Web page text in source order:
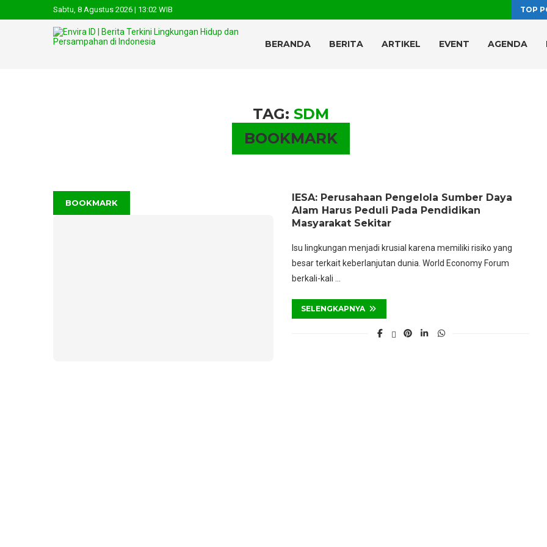
Sabtu, 8 Agustus 2026 | 13:02 WIB TOP
BERANDA BERITA ARTIKEL EVENT AGENDA
TAG:SDM
BOOKMARK
BOOKMARK
IESA: Perusahaan Pengelola Sumber Daya
Alam Harus Peduli Pada Pendidikan
Masyarakat Sekitar
Isu lingkungan menjadi krusial karena memiliki risiko yang
besar terkait keberlanjutan dunia. World Economy Forum
berkali-kali …
SELENGKAPNYA